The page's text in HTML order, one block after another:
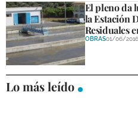
OPINIÓN
VENTANA CIUDADANA
CÓRDOBA
PROVINCIA
El pleno da
la Estación
Residuales
OBRAS01/06/2016
Lo más leído